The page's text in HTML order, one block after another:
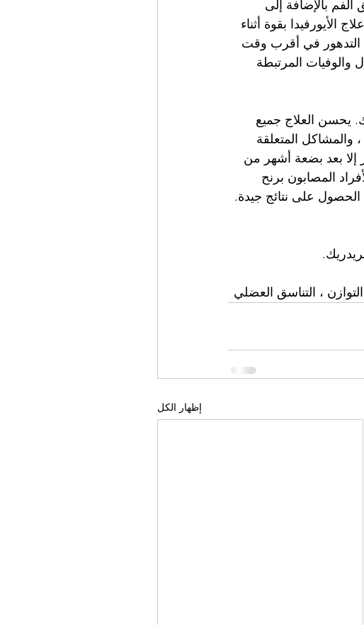
بالإضافة إلى
الأيورفيدا بقوة أثناء
التدهور في أقرب وقت
والوفيات المرتبطة
يحسن العلاج جميع
والمشاكل المتعلقة
إلا بعد بضعة أشهر من
المصابون برنح
الحصول على نتائج جيدة.
، التناسق العضلي
إظهار الكل